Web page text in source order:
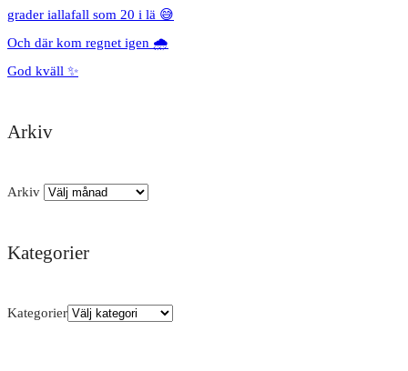
grader iallafall som 20 i lä 😅
Och där kom regnet igen 🌧️
God kväll ✨
Arkiv
Arkiv
Kategorier
Kategorier